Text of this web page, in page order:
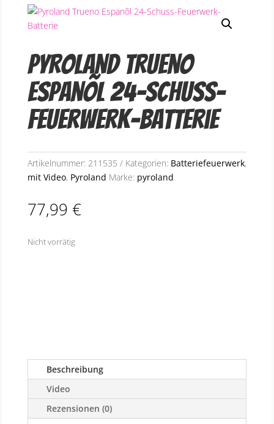
Pyroland Trueno
Espanõl 24-Schuss-
Feuerwerk-Batterie
Artikelnummer: 211535 Kategorien: Batteriefeuerwerk,
mit Video, Pyroland Marke: pyroland
77,99 €
Nicht vorrätig
Beschreibung
Video
Rezensionen (0)